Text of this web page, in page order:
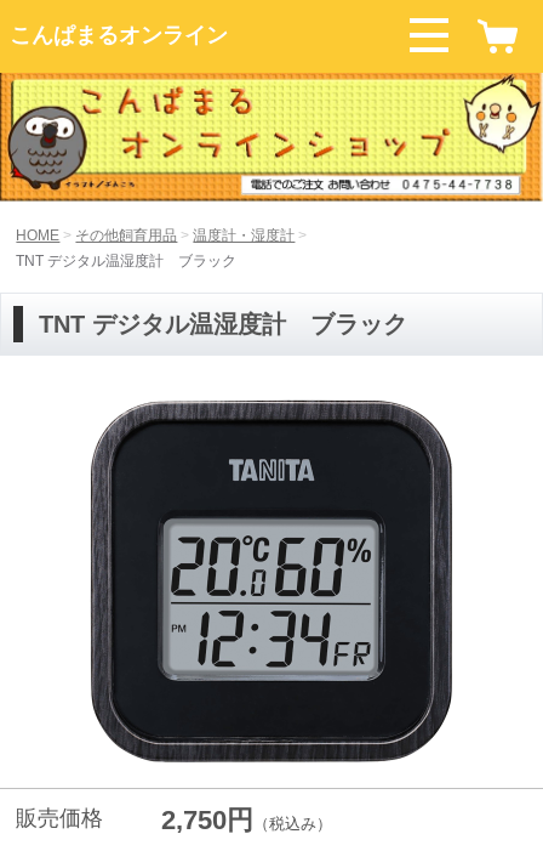
こんぱまるオンライン
HOME その他飼育用品
温度計・湿度計
TNT デジタル温湿度計 ブラック
TNT デジタル温湿度計 ブラック
販売価格 2,750円 （税込み）